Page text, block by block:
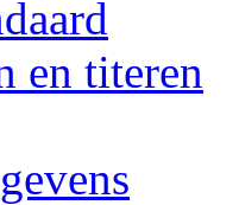
en titeren